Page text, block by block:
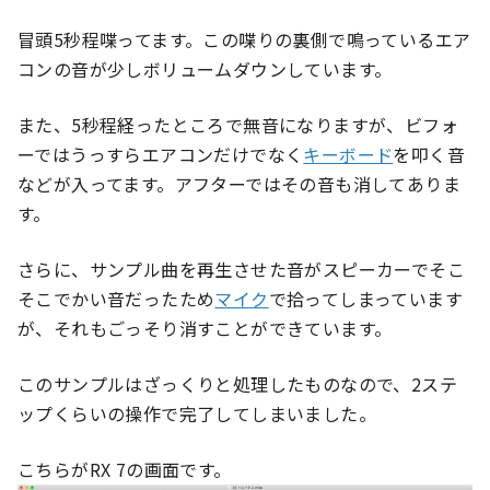
レ
ー
ー
冒頭5秒程喋ってます。この喋りの裏側で鳴っているエア
コンの音が少しボリュームダウンしています。
また、5秒程経ったところで無音になりますが、ビフォ
ーではうっすらエアコンだけでなく キーボードを叩く音
などが入ってます。アフターではその音も消してありま
す。
さらに、サンプル曲を再生させた音がスピーカーでそこ
そこでかい音だったためマイクで拾ってしまっています
が、それもごっそり消すことができています。
このサンプルはざっくりと処理したものなので、2ステ
ップくらいの操作で完了してしまいました。
こちらがRX 7の画面です。